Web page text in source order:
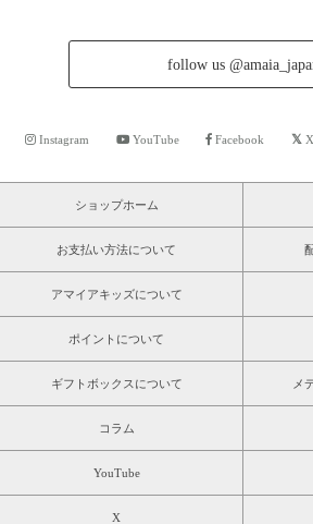
follow us
Instagram YouTube Facebook X
ショップホーム
お支払い方法について
アマイアキッズについて
ポイントについて
ギフトボックスについて メ
コラム
YouTube
X